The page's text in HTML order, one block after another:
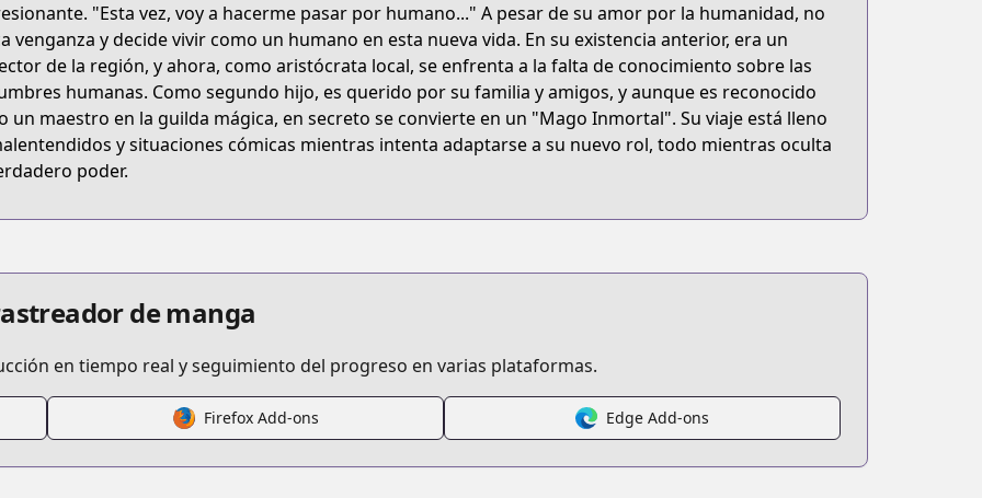
gurashi-no-maou-tensei-shite-saikyou-no-majutsushi-ni-naru
"Esta vez, voy a hacerme pasar por humano..." A pesar de su amor por la humanidad, no
venganza y decide vivir como un humano en esta nueva vida. En su existencia anterior, era un
de la región, y ahora, como aristócrata local, se enfrenta a la falta de conocimiento sobre las
humanas. Como segundo hijo, es querido por su familia y amigos, y aunque es reconocido
un maestro en la guilda mágica, en secreto se convierte en un "Mago Inmortal". Su viaje está lleno
y situaciones cómicas mientras intenta adaptarse a su nuevo rol, todo mientras oculta
poder.
de manga
en tiempo real y seguimiento del progreso en varias plataformas.
Firefox Add-ons Edge Add-ons